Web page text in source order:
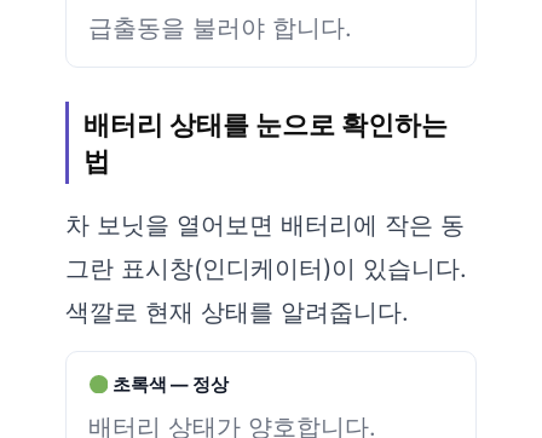
급출동을 불러야 합니다.
배터리 상태를 눈으로 확인하는
법
차 보닛을 열어보면 배터리에 작은 동
그란 표시창(인디케이터)이 있습니다.
색깔로 현재 상태를 알려줍니다.
초록색 — 정상
배터리 상태가 양호합니다.